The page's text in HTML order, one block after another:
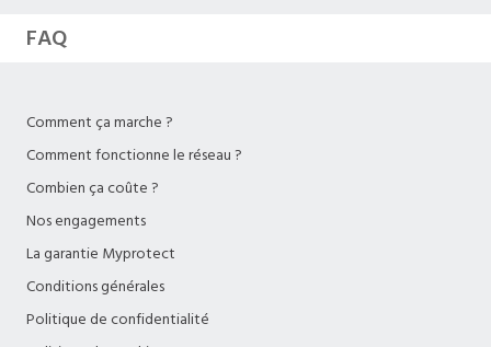
FAQ
Comment ça marche ?
Comment fonctionne le réseau ?
Combien ça coûte ?
Nos engagements
La garantie Myprotect
Conditions générales
Politique de confidentialité